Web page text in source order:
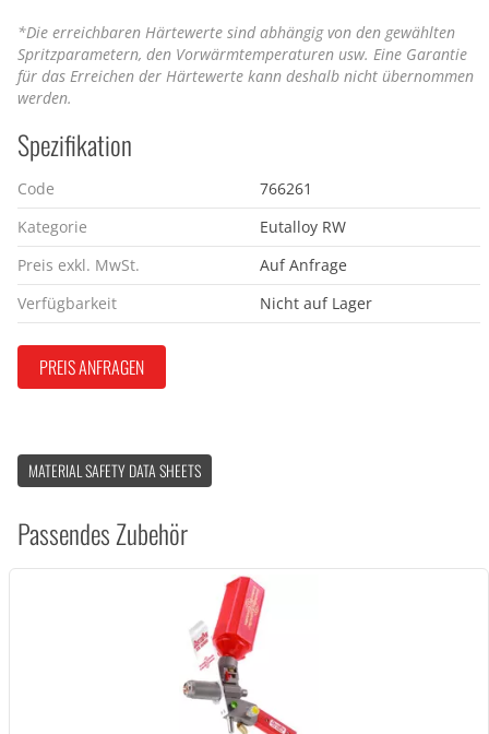
*Die erreichbaren Härtewerte sind abhängig von den gewählten
Spritzparametern, den Vorwärmtemperaturen usw. Eine Garantie
für das Erreichen der Härtewerte kann deshalb nicht übernommen
werden.
Spezifikation
Code
766261
Kategorie
Eutalloy RW
Preis exkl. MwSt.
Auf Anfrage
Verfügbarkeit
Nicht auf Lager
PREIS ANFRAGEN
MATERIAL SAFETY DATA SHEETS
Passendes Zubehör